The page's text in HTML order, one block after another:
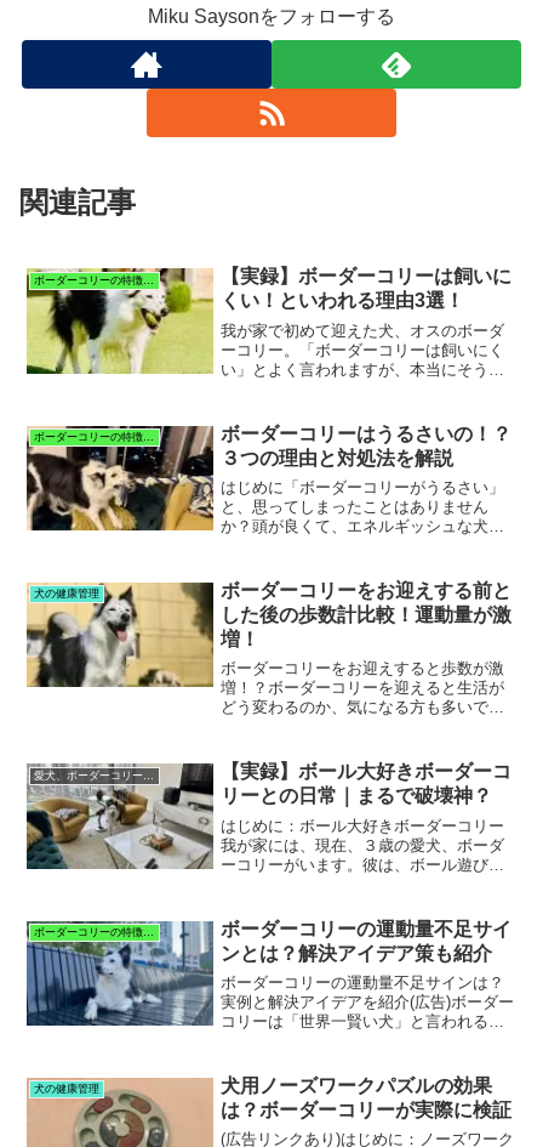
Miku Saysonをフォローする
関連記事
【実録】ボーダーコリーは飼いに
くい！といわれる理由3選！
我が家で初めて迎えた犬、オスのボーダ
ーコリー。「ボーダーコリーは飼いにく
い」とよく言われますが、本当にそうな
た。今回は、実際に飼ってみて感じたこ
とをもとに、ボーダーコリ...
ボーダーコリーはうるさいの！？
３つの理由と対処法を解説
はじめに「ボーダーコリーがうるさい」
と、思ってしまったことはありません
か？頭が良くて、エネルギッシュな犬種
ーがいるのも事実。実際、吠え癖がある
と近所の目も気になってしまい...
犬の健康管理
ボーダーコリーをお迎えする前と
した後の歩数計比較！運動量が激
増！
ボーダーコリーをお迎えすると歩数が激
増！？ボーダーコリーを迎えると生活が
どう変わるのか、気になる方も多いでし
日の「歩数の増加」と「生活リズムの改
善」です。お迎えする前と...
【実録】ボール大好きボーダーコ
リーとの日常｜まるで破壊神？
はじめに：ボール大好きボーダーコリー
我が家には、現在、３歳の愛犬、ボーダ
ーコリーがいます。彼は、ボール遊びが
のボーダーコリー、エイスの紹介と運命
的な出会い』はこちら。...
ボーダーコリーの運動量不足サイ
ンとは？解決アイデア策も紹介
ボーダーコリーの運動量不足サインは？
実例と解決アイデアを紹介(広告)ボーダー
コリーは「世界一賢い犬」と言われるほ
だ足りていない？」と感じる場面もあり
ますよね。我が家のボ...
犬の健康管理
犬用ノーズワークパズルの効果
は？ボーダーコリーが実際に検証
(広告リンクあり)はじめに：ノーズワーク